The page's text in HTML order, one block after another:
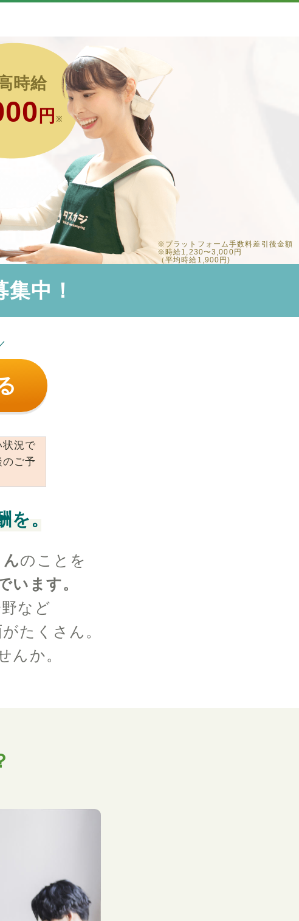
時給
円※
※プラットフォーム手数料差引後金額
※時給1,230〜3,000円
（平均時給1,900円)
中！
況で
ご予
。
のことを
います。
など
たくさん。
んか。